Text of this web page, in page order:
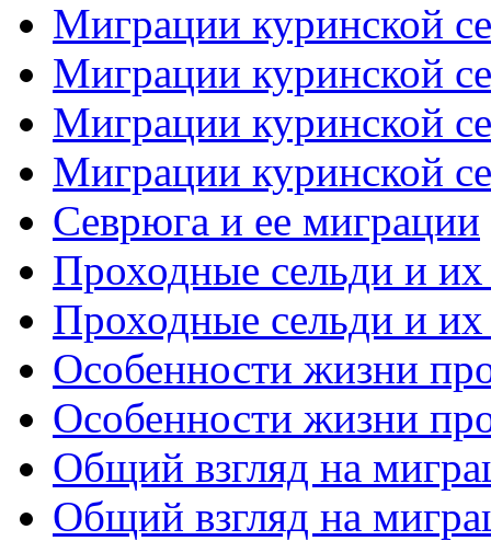
Миграции куринской
Миграции куринской
Миграции куринской
Миграции куринской
Севрюга и ее миграции
Проходные сельди и
Проходные сельди и
Особенности жизни
Особенности жизни
Общий взгляд на
Общий взгляд на